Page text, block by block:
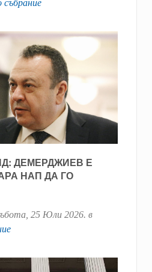
събрание
ДЕМЕРДЖИЕВ Е
НАП ДА ГО
25 Юли 2026. в